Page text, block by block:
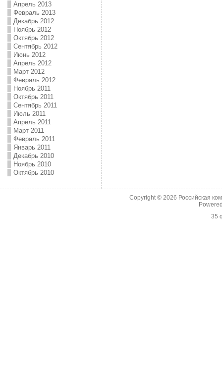
Апрель 2013
Февраль 2013
Декабрь 2012
Ноябрь 2012
Октябрь 2012
Сентябрь 2012
Июнь 2012
Апрель 2012
Март 2012
Февраль 2012
Ноябрь 2011
Октябрь 2011
Сентябрь 2011
Июль 2011
Апрель 2011
Март 2011
Февраль 2011
Январь 2011
Декабрь 2010
Ноябрь 2010
Октябрь 2010
Copyright © 2026 Российская
35